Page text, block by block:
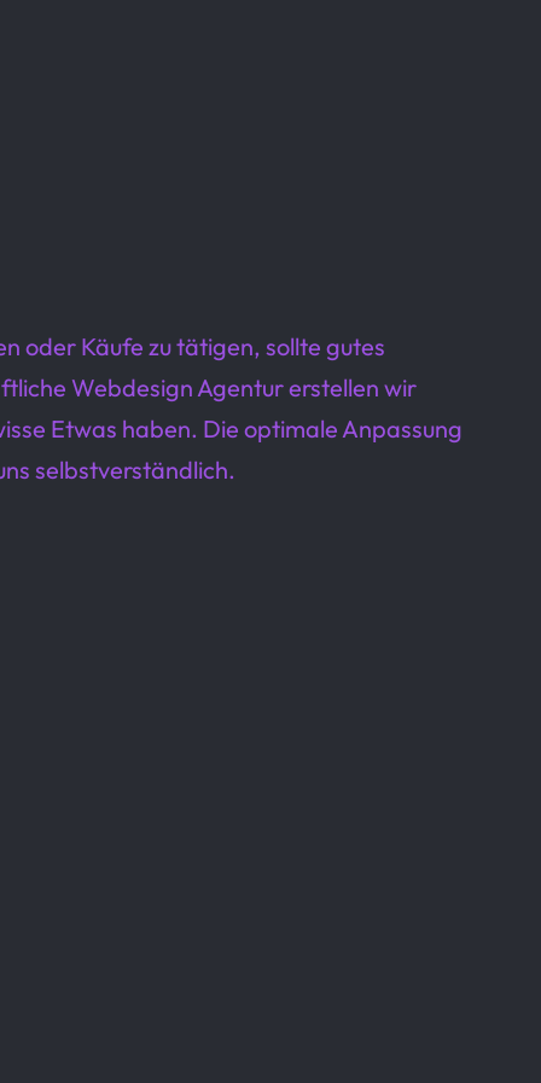
oder Käufe zu tätigen, sollte gutes
Webdesign Agentur erstellen wir
Etwas haben. Die optimale Anpassung
selbstverständlich.